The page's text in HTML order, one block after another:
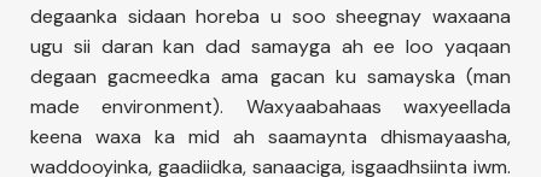
degaanka sidaan horeba u soo sheegnay waxaana
ugu sii daran kan dad samayga ah ee loo yaqaan
degaan gacmeedka ama gacan ku samayska (man
made environment). Waxyaabahaas waxyeellada
keena waxa ka mid ah saamaynta dhismayaasha,
waddooyinka, gaadiidka, sanaaciga, isgaadhsiinta iwm.